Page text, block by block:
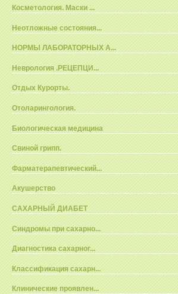
Косметология. Маски ...
Неотложные состояния...
НОРМЫ ЛАБОРАТОРНЫХ А...
Неврология .РЕЦЕПЦИ...
Отдых Курорты.
Отоларингология.
Биологическая медицина
Свиной грипп.
Фарматерапевтический...
Акушерство
САХАРНЫЙ ДИАБЕТ
Синдромы при сахарно...
Диагностика сахарног...
Классификация сахарн...
Клинические проявлен...